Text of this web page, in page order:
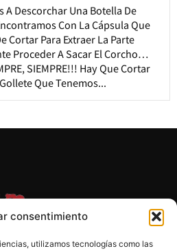
consentimiento
utilizamos tecnologías como las
Descorchar Una Botella De
Con La Cápsula Que
Cortar Para Extraer La Parte
Proceder A Sacar El Corcho…
SIEMPRE!!! Hay Que Cortar
Que Tenemos...